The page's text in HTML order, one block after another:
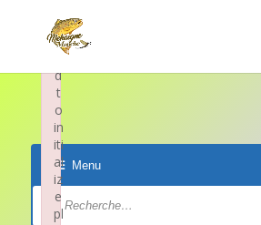
Menu
Navigation
F
ai
d
t
o
in
iti
al
iz
e
pl